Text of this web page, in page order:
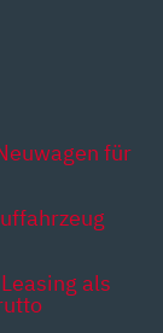
für
als